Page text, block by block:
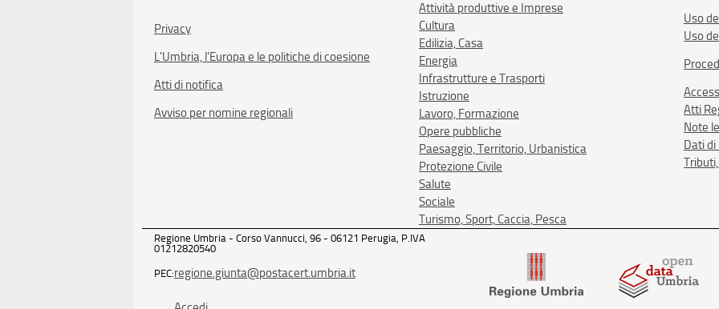
Privacy
L'Umbria, l'Europa e le politiche di coesione
Atti di notifica
Avviso per nomine regionali
Attività produttive e Imprese
Cultura
Edilizia, Casa
Energia
Infrastrutture e Trasporti
Istruzione
Lavoro, Formazione
Opere pubbliche
Paesaggio, Territorio, Urbanistica
Protezione Civile
Salute
Sociale
Turismo, Sport, Caccia, Pesca
Uso
Uso
Atti
Note
Dati
Regione Umbria - Corso Vannucci, 96 - 06121 Perugia, P.IVA
01212820540
PEC:regione.giunta@postacert.umbria.it